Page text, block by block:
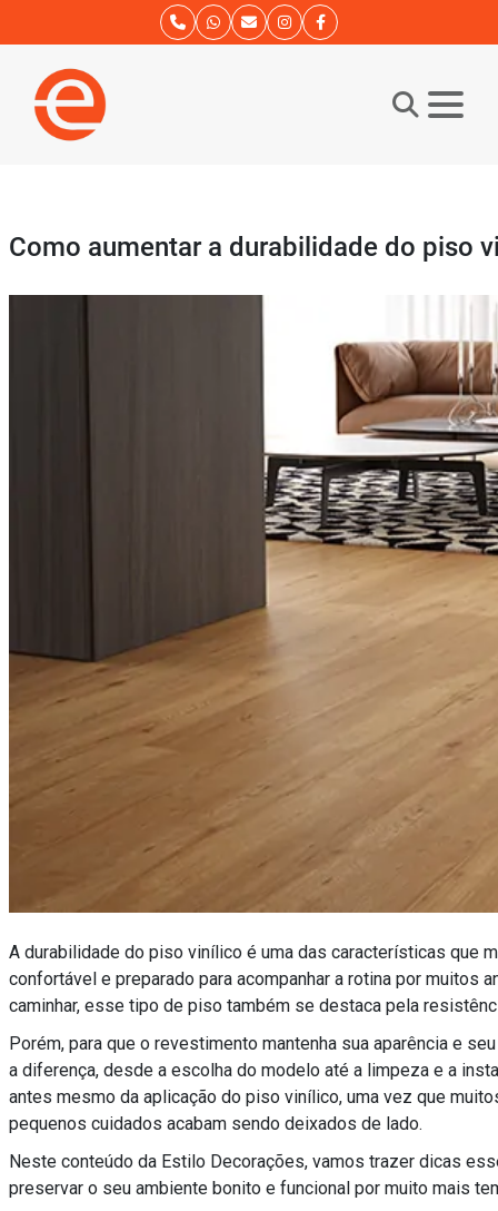
Como aumentar a durabilidade do piso
A durabilidade do piso vinílico é uma das características que
confortável e preparado para acompanhar a rotina por muitos
caminhar, esse tipo de piso também se destaca pela
Porém, para que o revestimento mantenha sua aparência e
a diferença, desde a escolha do modelo até a limpeza e a
antes mesmo da aplicação do piso vinílico, uma vez que
pequenos cuidados acabam sendo deixados de lado.
Neste conteúdo da Estilo Decorações, vamos trazer dicas
preservar o seu ambiente bonito e funcional por muito mais